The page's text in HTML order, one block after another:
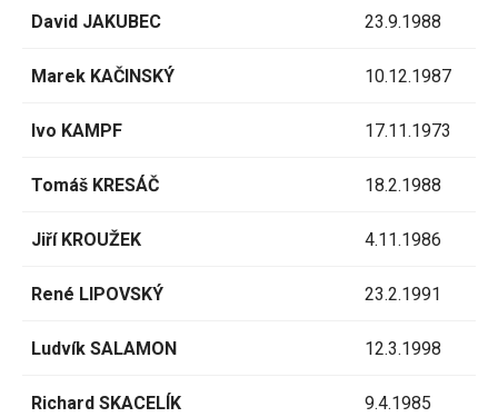
David JAKUBEC 23.9.1988
Marek KAČINSKÝ 10.12.1987
Ivo KAMPF 17.11.1973
Tomáš KRESÁČ 18.2.1988
Jiří KROUŽEK 4.11.1986
René LIPOVSKÝ 23.2.1991
Ludvík SALAMON 12.3.1998
Richard SKACELÍK 9.4.1985